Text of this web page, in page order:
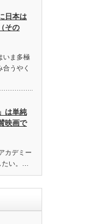
日本は
その
いま多極
うやく
は単純
映画で
カデミー
い。…